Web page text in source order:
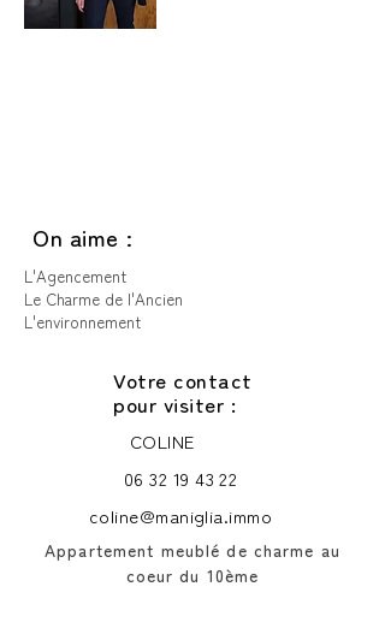
On aime :
L'Agencement
Le Charme de l'Ancien
L'environnement
Votre contact
pour visiter :
COLINE
06 32 19 43 22
coline@maniglia.immo
Appartement meublé de charme au
coeur du 10ème